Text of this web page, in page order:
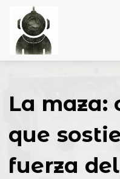
La maza:
que
fuerza